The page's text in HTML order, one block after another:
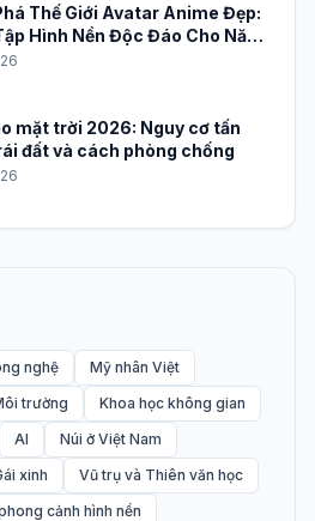
Thế Giới Avatar Anime Đẹp:
Hình Nền Độc Đáo Cho Năm
mặt trời 2026: Nguy cơ tấn
đất và cách phòng chống
nghệ
Mỹ nhân Việt
trường
Khoa học không gian
AI
Núi ở Việt Nam
xinh
Vũ trụ và Thiên văn học
cảnh hình nền